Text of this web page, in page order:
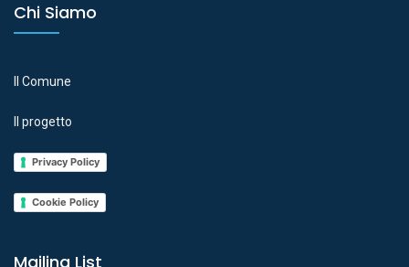
Chi Siamo
Il Comune
Il progetto
Privacy Policy
Cookie Policy
Mailing List